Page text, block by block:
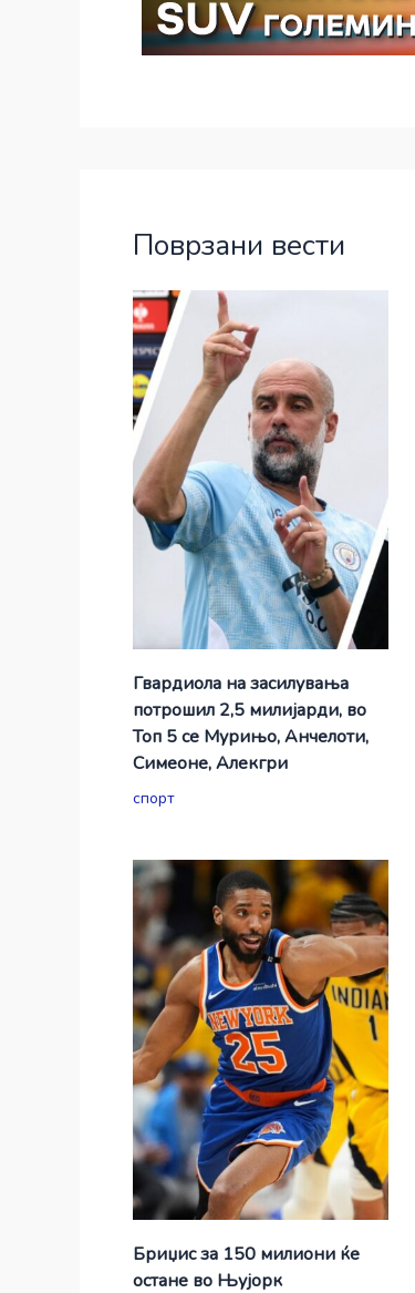
Поврзани вести
Гвардиола на засилувања
потрошил 2,5 милијарди, во
Топ 5 се Мурињо, Анчелоти,
Симеоне, Алекгри
спорт
Бриџис за 150 милиони ќе
остане во Њујорк